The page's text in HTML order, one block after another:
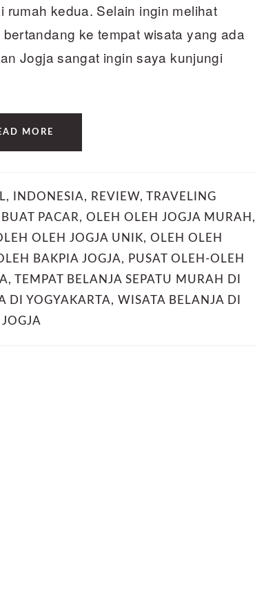
kedua. Selain ingin melihat
ke tempat wisata yang ada
Jogja sangat ingin saya kunjungi
MORE
, INDONESIA, REVIEW, TRAVELING
PACAR, OLEH OLEH JOGJA MURAH ,
OLEH JOGJA UNIK, OLEH OLEH
BAKPIA JOGJA, PUSAT OLEH-OLEH
, TEMPAT BELANJA SEPATU MURAH DI
DI YOGYAKARTA, WISATA BELANJA DI
JOGJA